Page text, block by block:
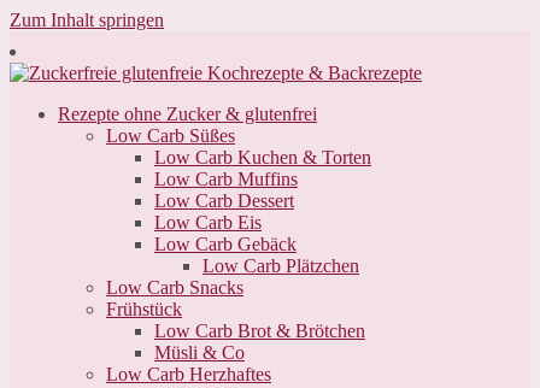
Zum Inhalt springen
Rezepte ohne Zucker & glutenfrei
Low Carb Süßes
Low Carb Kuchen & Torten
Low Carb Muffins
Low Carb Dessert
Low Carb Eis
Low Carb Gebäck
Low Carb Plätzchen
Low Carb Snacks
Frühstück
Low Carb Brot & Brötchen
Müsli & Co
Low Carb Herzhaftes